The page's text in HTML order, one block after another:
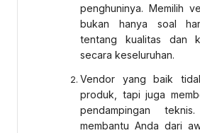
penghuninya. Memilih
bukan hanya soal
tentang kualitas dan
secara keseluruhan.
Vendor yang baik
produk, tapi juga
pendampingan
membantu Anda dari